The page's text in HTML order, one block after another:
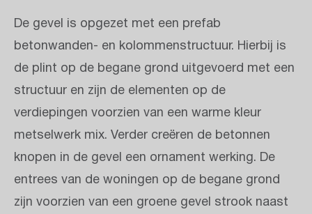
De gevel is opgezet met een prefab
betonwanden- en kolommenstructuur. Hierbij is
de plint op de begane grond uitgevoerd met een
structuur en zijn de elementen op de
verdiepingen voorzien van een warme kleur
metselwerk mix. Verder creëren de betonnen
knopen in de gevel een ornament werking. De
entrees van de woningen op de begane grond
zijn voorzien van een groene gevel strook naast